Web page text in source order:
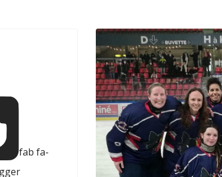
fab fa-